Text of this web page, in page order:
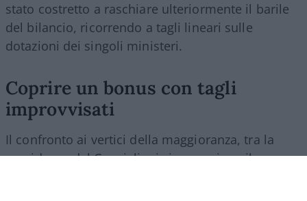
stato costretto a raschiare ulteriormente il barile
del bilancio, ricorrendo a tagli lineari sulle
dotazioni dei singoli ministeri.
Coprire un bonus con tagli
improvvisati
Il confronto ai vertici della maggioranza, tra la
presidenza del Consiglio, i vicepremier e il